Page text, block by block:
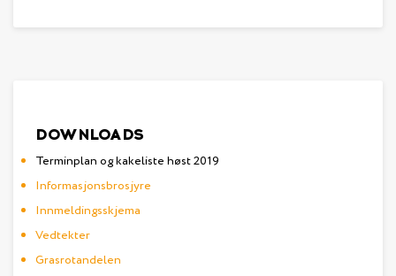
DOWNLOADS
Terminplan og kakeliste høst 2019
Informasjonsbrosjyre
Innmeldingsskjema
Vedtekter
Grasrotandelen